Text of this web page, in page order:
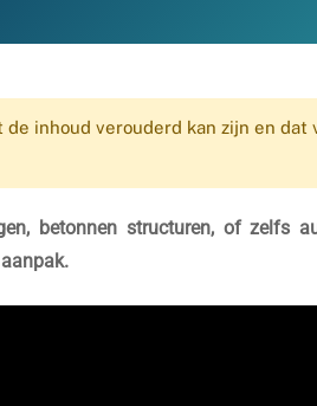
inhoud verouderd kan zijn en
betonnen structuren, of zelfs